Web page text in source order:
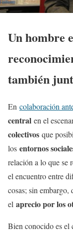
Un hombre
también
En colaboración
central en el
colectivos que
los entornos
relación a lo que se
el encuentro entre
cosas; sin
el aprecio por los
Bien conocido es el